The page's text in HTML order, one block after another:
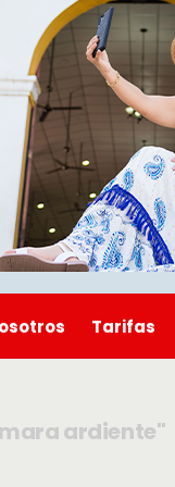
Tarifas
ardiente"